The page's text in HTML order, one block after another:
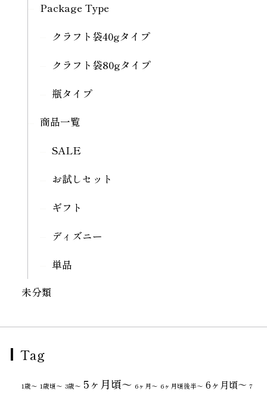
Package Type
クラフト袋40gタイプ
クラフト袋80gタイプ
瓶タイプ
商品一覧
SALE
お試しセット
ギフト
ディズニー
単品
未分類
Tag
1歳〜 1歳頃～ 3歳〜 5ヶ月頃～ 6ヶ月〜 6ヶ月頃後半～ 6ヶ月頃～ 7